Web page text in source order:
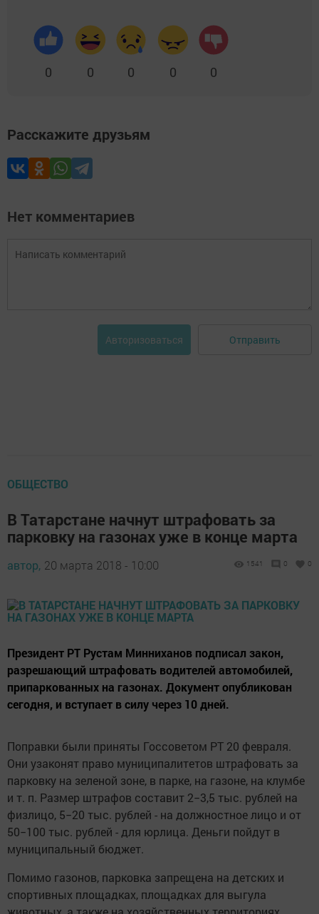
0 0 0 0 0
Расскажите друзьям
Нет комментариев
Авторизоваться Отправить
ОБЩЕСТВО
В Татарстане начнут штрафовать за
парковку на газонах уже в конце марта
автор, 20 марта 2018 - 10:00 1541 0 0
Президент РТ Рустам Минниханов подписал закон,
разрешающий штрафовать водителей автомобилей,
припаркованных на газонах. Документ опубликован
сегодня, и вступает в силу через 10 дней.
Поправки были приняты Госсоветом РТ 20 февраля.
Они узаконят право муниципалитетов штрафовать за
парковку на зеленой зоне, в парке, на газоне, на клумбе
и т. п. Размер штрафов составит 2−3,5 тыс. рублей на
физлицо, 5−20 тыс. рублей - на должностное лицо и от
50−100 тыс. рублей - для юрлица. Деньги пойдут в
муниципальный бюджет.
Помимо газонов, парковка запрещена на детских и
спортивных площадках, площадках для выгула